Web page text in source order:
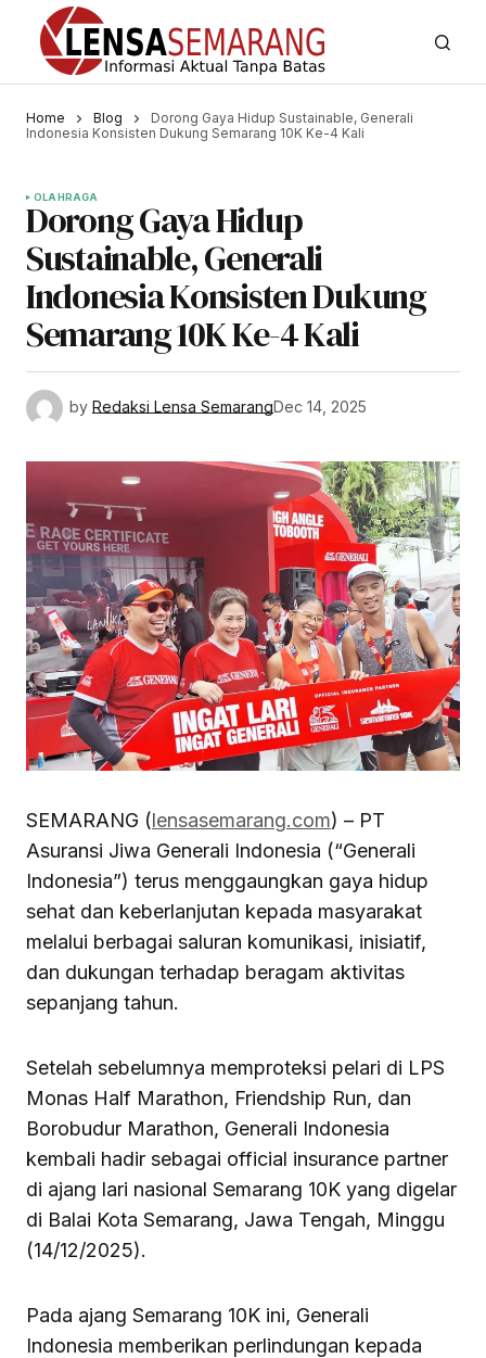
Home Blog
Dorong Gaya Hidup Sustainable, Generali
Indonesia Konsisten Dukung Semarang 10K Ke-4 Kali
OLAHRAGA
Dorong Gaya Hidup
Sustainable, Generali
Indonesia Konsisten Dukung
Semarang 10K Ke-4 Kali
by Redaksi Lensa SemarangDec 14, 2025
SEMARANG (lensasemarang.com) – PT
Asuransi Jiwa Generali Indonesia (“Generali
Indonesia”) terus menggaungkan gaya hidup
sehat dan keberlanjutan kepada masyarakat
melalui berbagai saluran komunikasi, inisiatif,
dan dukungan terhadap beragam aktivitas
sepanjang tahun.
Setelah sebelumnya memproteksi pelari di LPS
Monas Half Marathon, Friendship Run, dan
Borobudur Marathon, Generali Indonesia
kembali hadir sebagai official insurance partner
di ajang lari nasional Semarang 10K yang digelar
di Balai Kota Semarang, Jawa Tengah, Minggu
(14/12/2025).
Pada ajang Semarang 10K ini, Generali
Indonesia memberikan perlindungan kepada